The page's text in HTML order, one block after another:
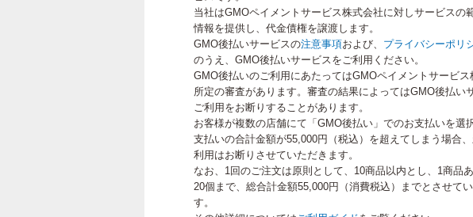
当社はGMOペイメントサービス株式会社に対しサービスの
情報を提供し、代金債権を譲渡します。
GMO後払いサービスの注意事項および、 プライバシーポリ
のうえ、GMO後払いサービスをご利用ください。
GMO後払いのご利用にあたってはGMOペイメントサービス
所定の審査があります。審査の結果によってはGMO後払い
ご利用をお断りすることがあります。
お客様が複数の店舗にて「GMO後払い」でのお支払いを選
支払いの合計金額が55,000円（税込）を超えてしまう場合
利用はお断りさせていただきます。
なお、1回のご注文は原則として、10商品以内とし、1商品
20個まで、総合計金額55,000円（消費税込）までとさせて
す。